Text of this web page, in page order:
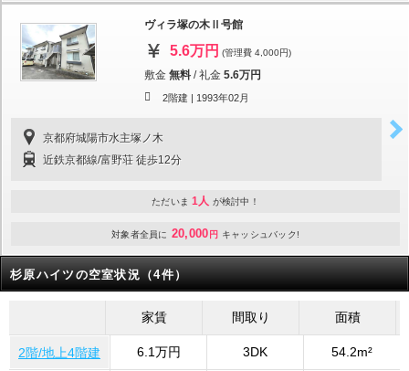
ヴィラ塚の木Ⅱ号館
5.6万円 (管理費 4,000円)
敷金 無料 /礼金 5.6万円
2階建 | 1993年02月
京都府城陽市水主塚ノ木
近鉄京都線/富野荘 徒歩12分
ただいま 1人 が検討中！
対象者全員に 20,000 円 キャッシュバック!
杉原ハイツの空室状況（4件）
家賃 間取り 面積
2階/地上4階建 6.1万円 3DK 54.2m²